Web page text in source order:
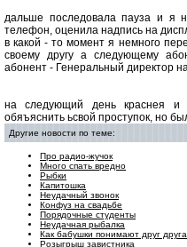
дальше последовала пауза и я
телефон, оценила надпись на
в какой - то момент я немного
своему другу а следующему
абонент - Генеральный директор
на следующий день краснея и
обяъяснить ьсвой проступок, но
Другие новости по теме:
Про радио-жучок
Много спать вредно
Рыбки
Капитошка
Неудачный звонок
Конфуз на свадьбе
Порядочные студенты
Неудачная рыбалка
Как бабушки понимают друг друга
Розыгрыш завистника